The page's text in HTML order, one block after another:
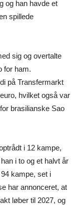
og han havde et
spillede
sig og overtalte
for ham.
på Transfermarkt
hvilket også var
brasilianske Sao
i 12 kampe,
i to og et halvt år
kampe, set i
har annonceret, at
løber til 2027, og